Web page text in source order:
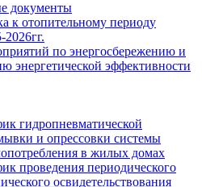
документы
к отопительному периоду
2026гг.
по энергосбережению и
энергетической эффективности
гидропневматической
и опрессовки системы
в жилых домах
проведения периодического
освидетельствования